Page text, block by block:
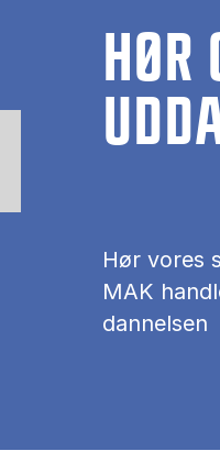
HØR
Hør vo­res
MAK
dan­nel­sen